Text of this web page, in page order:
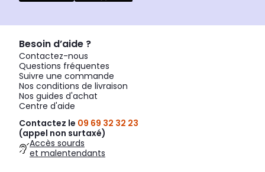
Besoin d’aide ?
Contactez-nous
Questions fréquentes
Suivre une commande
Nos conditions de livraison
Nos guides d'achat
Centre d'aide
Contactez le 09 69 32 32 23
(appel non surtaxé)
Accès sourds
et malentendants